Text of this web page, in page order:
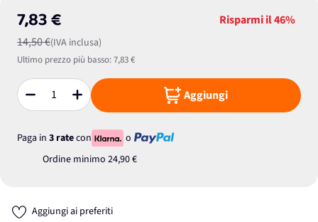
7,83 €
14,50 €(IVA inclusa)
Risparmi il46%
Ultimo prezzo più basso:7,83 €
Quantità Aggiungi
Paga in 3 ratecon
o
Ordine minimo 24,90 €
Aggiungi ai preferiti